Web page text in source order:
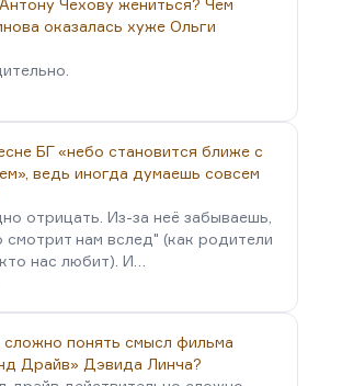
Чехову жениться? Чем
оказалась хуже Ольги
БГ «небо становится ближе с
ведь иногда думаешь совсем
отрицать. Из-за неё забываешь,
смотрит нам вслед" (как родители
нас любит). И…
сложно понять смысл фильма
Драйв» Дэвида Линча?